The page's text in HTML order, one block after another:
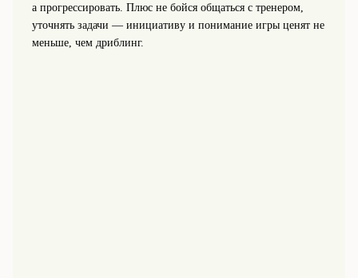
а прогрессировать. Плюс не бойся общаться с тренером,
уточнять задачи — инициативу и понимание игры ценят не
меньше, чем дриблинг.